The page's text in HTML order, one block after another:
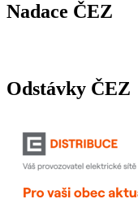
Nadace ČEZ
Odstávky ČEZ